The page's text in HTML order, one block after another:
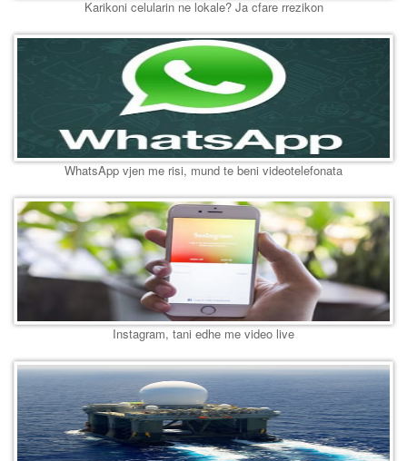
Karikoni celularin ne lokale? Ja cfare rrezikon
WhatsApp vjen me risi, mund te beni videotelefonata
Instagram, tani edhe me video live